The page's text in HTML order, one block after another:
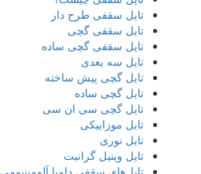
تایل سقفی طرح دار
تایل سقفی گچی
تایل سقفی گچی ساده
تایل سه بعدی
تایل گچی پیش ساخته
تایل گچی ساده
تایل گچی سی ان سی
تایل موزاییکی
تایل نوری
تایل وینیل گرانیت
تایل‌های سقفی دامپا آلومینیومی